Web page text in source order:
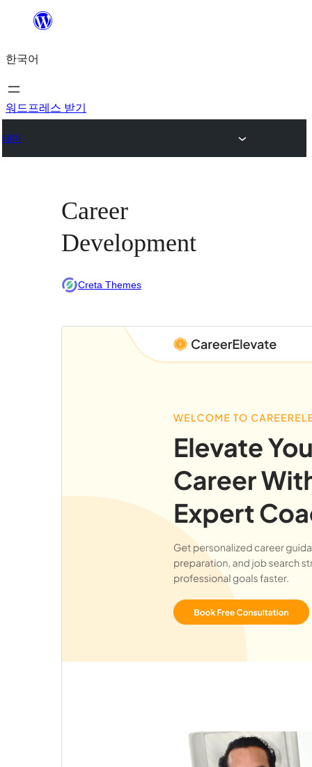
츠
로
바
가
한국어
워드프레스 받기
테마
Career
Development
Creta Themes